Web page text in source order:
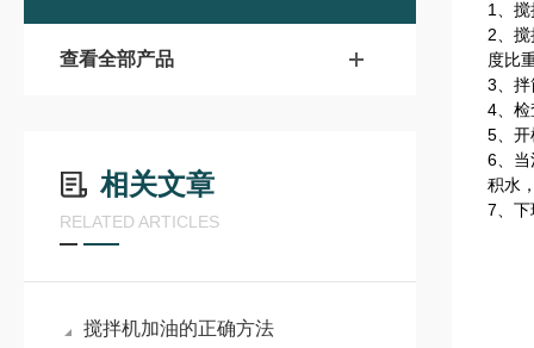
查看全部产品
相关文章
RELATED ARTICLES
搅拌机加油的正确方法
1、
2、
度比
3、拌
4、检
5、开
6、
积水
7、下